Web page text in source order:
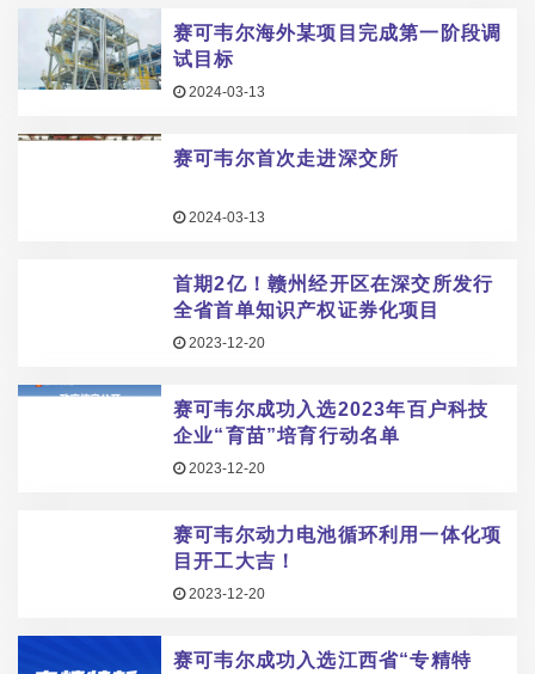
赛可韦尔海外某项目完成第一阶段调
试目标
2024-03-13
赛可韦尔首次走进深交所
2024-03-13
首期2亿！赣州经开区在深交所发行
全省首单知识产权证券化项目
2023-12-20
赛可韦尔成功入选2023年百户科技
企业“育苗”培育行动名单
2023-12-20
赛可韦尔动力电池循环利用一体化项
目开工大吉！
2023-12-20
赛可韦尔成功入选江西省“专精特